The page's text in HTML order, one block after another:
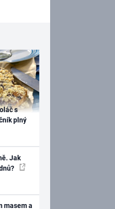
s
plný
Jak
masem a